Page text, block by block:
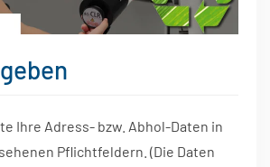
Ihre Adress- bzw. Abhol-Daten in
Pflichtfeldern. (Die Daten